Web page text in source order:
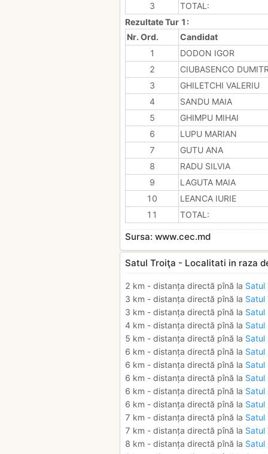
3
TOTAL:
Rezultate Tur 1:
Nr. Ord.
Candidat
1
DODON IGOR
2
CIUBASENCO
3
GHILETCHI VALERIU
4
SANDU MAIA
5
GHIMPU MIHAI
6
LUPU MARIAN
7
GUTU ANA
8
RADU SILVIA
9
LAGUTA MAIA
10
LEANCA IURIE
11
TOTAL:
Sursa: www.cec.md
Satul Troiţa - Localitati in raza
2 km - distanța directă pînă la Satul
3 km - distanța directă pînă la Satul
3 km - distanța directă pînă la Satul
4 km - distanța directă pînă la Satul
5 km - distanța directă pînă la Satul
6 km - distanța directă pînă la Satul
6 km - distanța directă pînă la Satul
6 km - distanța directă pînă la Satul
6 km - distanța directă pînă la Satul
6 km - distanța directă pînă la Satul
7 km - distanța directă pînă la Satul
7 km - distanța directă pînă la Satul
8 km - distanța directă pînă la Satul